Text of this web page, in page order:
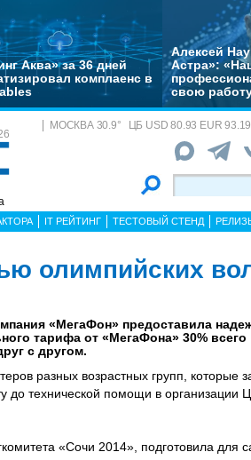
Аква» за 36 дней
комплаенс в
Алексей
Астра»:
свою
МОСКВА 30.9° ЦБ USD 80.93 EUR 93.19
IT РЕЙТИНГ ТЕСТОВЫЙ СТЕНД
олимпийских
«МегаФон» предоставила
тарифа от «МегаФона» 30% всего
с другом.
разных возрастных групп, которые
до технической помощи в организации
«Сочи 2014», подготовила для